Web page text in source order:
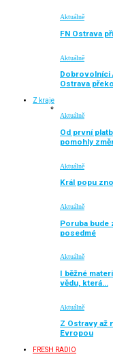
Aktuálně
FN Ostrava
Aktuálně
Dobrovolníci
Ostrava
Z kraje
Aktuálně
Od první
pomohly
Aktuálně
Král popu
Aktuálně
Poruba bude
posedmé
Aktuálně
I běžné
vědu, která…
Aktuálně
Z Ostravy až
Evropou
FRESH RADIO